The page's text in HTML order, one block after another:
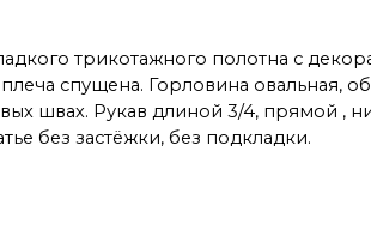
трикотажного полотна с
спущена. Горловина овальная,
швах. Рукав длиной 3/4, прямой ,
без застёжки, без подкладки.